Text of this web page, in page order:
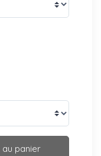
panier